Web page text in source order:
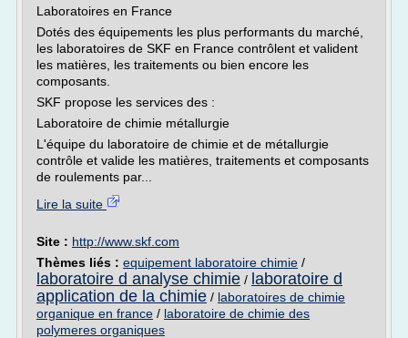
Laboratoires en France
Dotés des équipements les plus performants du marché,
les laboratoires de SKF en France contrôlent et valident
les matières, les traitements ou bien encore les
composants.
SKF propose les services des :
Laboratoire de chimie métallurgie
L'équipe du laboratoire de chimie et de métallurgie
contrôle et valide les matières, traitements et composants
de roulements par...
Lire la suite
Site : http://www.skf.com
Thèmes liés : equipement laboratoire chimie /
laboratoire d analyse chimie / laboratoire d
application de la chimie / laboratoires de chimie
organique en france / laboratoire de chimie des
polymeres organiques